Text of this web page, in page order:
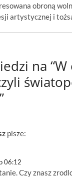
obroną
artystycznej i
na “W
pisze:
06:12
Czy znasz